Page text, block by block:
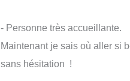
- Personne très accueillante.
Maintenant je sais où aller si
sans hésitation !